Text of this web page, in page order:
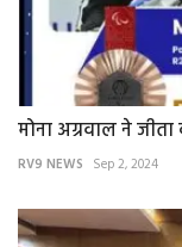
मोना अग्रवाल ने
RV9 NEWS Sep 2, 2024